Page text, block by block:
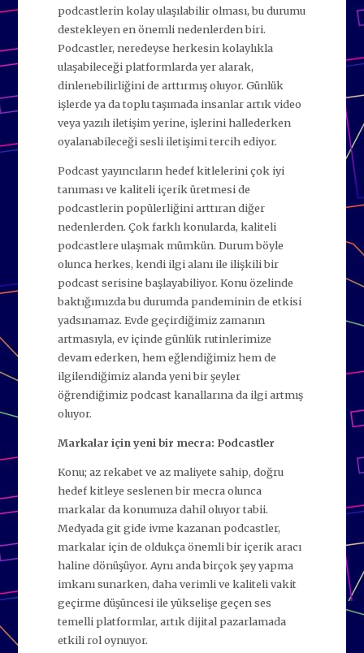
podcastlerin kolay ulaşılabilir olması, bu durumu
destekleyen en önemli nedenlerden biri.
Podcastler, neredeyse herkesin kolaylıkla
ulaşabileceği platformlarda yer alarak,
dinlenebilirliğini de arttırmış oluyor. Günlük
işlerde ya da toplu taşımada insanlar artık video
veya yazılı iletişim yerine, işlerini hallederken
oyalanabileceği sesli iletişimi tercih ediyor.
Podcast yayıncıların hedef kitlelerini çok iyi
tanıması ve kaliteli içerik üretmesi de
podcastlerin popülerliğini arttıran diğer
nedenlerden. Çok farklı konularda, kaliteli
podcastlere ulaşmak mümkün. Durum böyle
olunca herkes, kendi ilgi alanı ile ilişkili bir
podcast serisine başlayabiliyor. Konu özelinde
baktığımızda bu durumda pandeminin de etkisi
yadsınamaz. Evde geçirdiğimiz zamanın
artmasıyla, ev içinde günlük rutinlerimize
devam ederken, hem eğlendiğimiz hem de
ilgilendiğimiz alanda yeni bir şeyler
öğrendiğimiz podcast kanallarına da ilgi artmış
oluyor.
Markalar için yeni bir mecra: Podcastler
Konu; az rekabet ve az maliyete sahip, doğru
hedef kitleye seslenen bir mecra olunca
markalar da konumuza dahil oluyor tabii.
Medyada git gide ivme kazanan podcastler,
markalar için de oldukça önemli bir içerik aracı
haline dönüşüyor. Aynı anda birçok şey yapma
imkanı sunarken, daha verimli ve kaliteli vakit
geçirme düşüncesi ile yükselişe geçen ses
temelli platformlar, artık dijital pazarlamada
etkili rol oynuyor.